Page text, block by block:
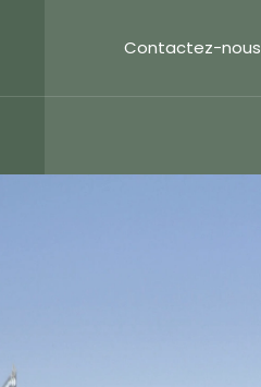
Contactez-nous